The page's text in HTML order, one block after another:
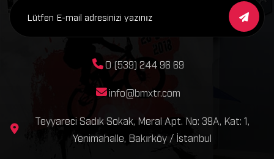
0 (539) 244 96 69
info@bmxtr.com
Teyyareci Sadık Sokak, Meral Apt. No: 39A, Kat: 1,
Yenimahalle, Bakırköy / İstanbul